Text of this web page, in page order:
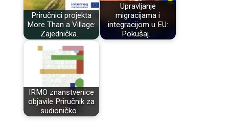
Priručnici projekta
More Than a Village:
Zajednička…
Upravljanje
migracijama i
integracijom u EU:
Pokušaj…
IRMO znanstvenice
objavile Priručnik za
sudioničko…